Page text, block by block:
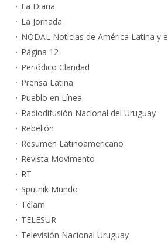
La Diaria
La Jornada
NODAL Noticias de América Latina y
Página 12
Periódico Claridad
Prensa Latina
Pueblo en Línea
Radiodifusión Nacional del Uruguay
Rebelión
Resumen Latinoamericano
Revista Movimento
RT
Sputnik Mundo
Télam
TELESUR
Televisión Nacional Uruguay